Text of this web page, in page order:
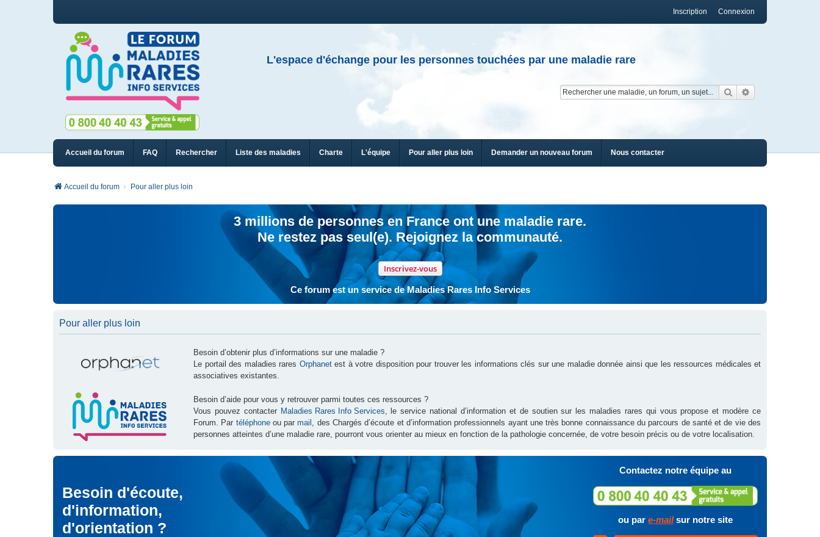
Connexion
Inscription
L'espace d'échange pour les personnes touchées par une maladie rare
Rechercher
Accueil du forum FAQ Rechercher Liste des maladies Charte L'équipe Pour aller plus loin Demander un nouveau forum Nous contacter
Accueil du forum Pour aller plus loin
3 millions de personnes en France ont une maladie rare.
Ne restez pas seul(e). Rejoignez la communauté.
Inscrivez-vous
Ce forum est un service de Maladies Rares Info Services
Pour aller plus loin
Besoin d’obtenir plus d’informations sur une maladie ?
Le portail des maladies rares Orphanetest à votre disposition pour trouver les informations clés sur une maladie donnée ainsi que les ressources médicales et
associatives existantes.
Besoin d’aide pour vous y retrouver parmi toutes ces ressources ?
Vous pouvez contacter Maladies Rares Info Services, le service national d’information et de soutien sur les maladies rares qui vous propose et modère ce
Forum. Par téléphoneou parmail , des Chargés d’écoute et d’information professionnels ayant une très bonne connaissance du parcours de santé et de vie des
personnes atteintes d’une maladie rare, pourront vous orienter au mieux en fonction de la pathologie concernée, de votre besoin précis ou de votre localisation.
Besoin d'écoute,
d'information,
d'orientation ?
Contactez notre équipe au
ou par e-mailsur notre site